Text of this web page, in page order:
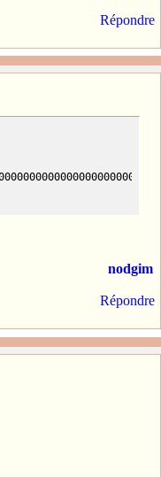
Répondre
nodgim
Répondre